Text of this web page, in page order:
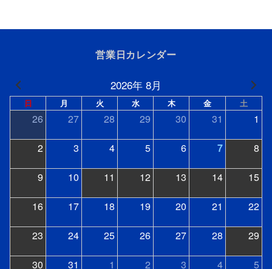
営業日カレンダー
2026年 8月
日 月 火 水 木 金 土
26 27 28 29 30 31 1
2 3 4 5 6 7 8
9 10 11 12 13 14 15
16 17 18 19 20 21 22
23 24 25 26 27 28 29
30 31 1 2 3 4 5